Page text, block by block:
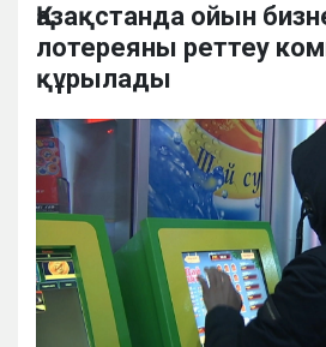
Қазақстанда ойын
лотереяны реттеу
құрылады